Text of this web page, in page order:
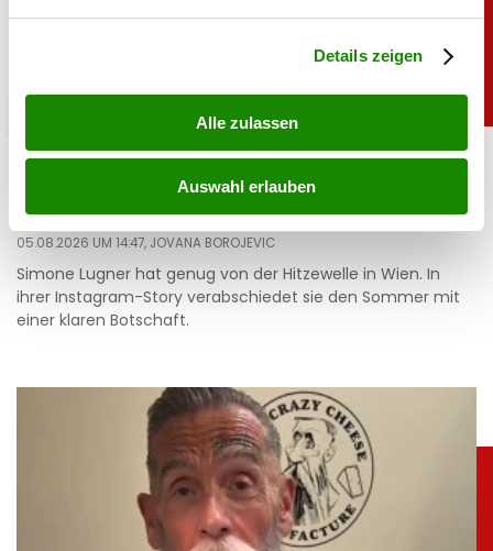
Details zeigen
Alle zulassen
Auswahl erlauben
Simone mit Ansage auf Instagram: „Komm nie
05.08.2026 UM 14:47, JOVANA BOROJEVIC
Simone Lugner hat genug von der Hitzewelle in Wien. In
ihrer Instagram-Story verabschiedet sie den Sommer mit
einer klaren Botschaft.